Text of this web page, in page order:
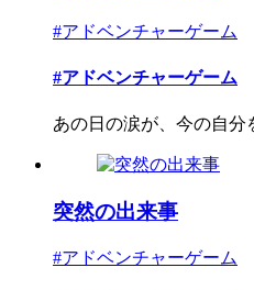
#アドベンチャーゲーム
#アドベンチャーゲーム
あの日の涙が、今の自分
突然の出来事
#アドベンチャーゲーム